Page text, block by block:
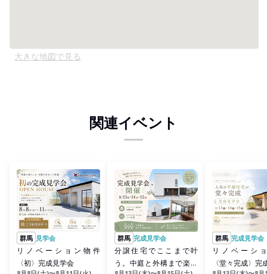
大きな地図で見る
関連イベント
群馬 見学会
リノベーション物件
〈初〉完成見学会
群馬 完成見学会
分譲住宅でここまで叶
う。中庭と外構まで楽し
群馬 完成見学会
リノベーシ
〈堂々完成〉完